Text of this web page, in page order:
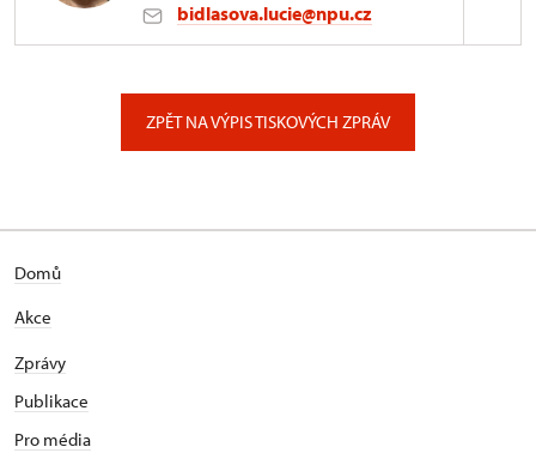
bidlasova.lucie@npu.cz
ZPĚT NA VÝPIS TISKOVÝCH ZPRÁV
Domů
Akce
Zprávy
Publikace
Pro média